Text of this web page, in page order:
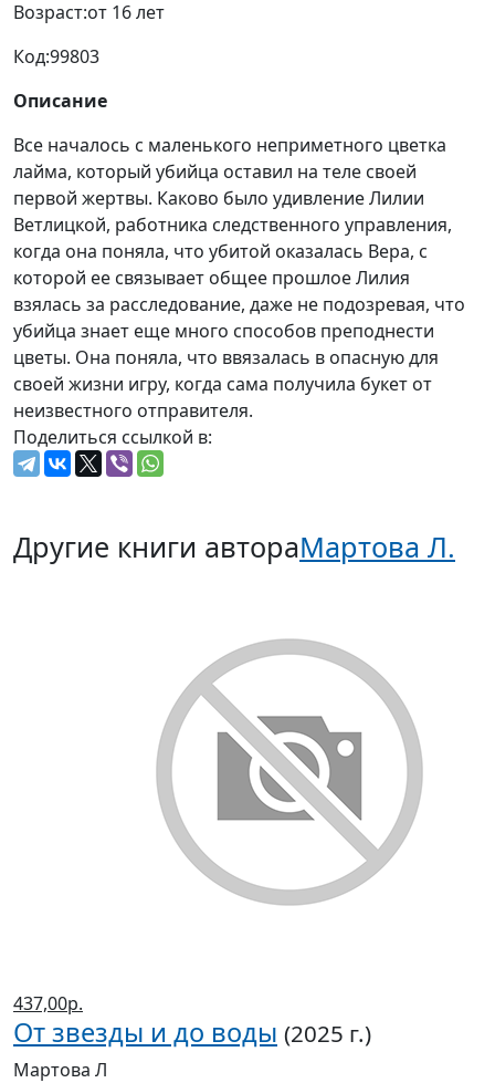
Возраст:от 16 лет
Код:99803
Описание
Все началось с маленького неприметного цветка
лайма, который убийца оставил на теле своей
первой жертвы. Каково было удивление Лилии
Ветлицкой, работника следственного управления,
когда она поняла, что убитой оказалась Вера, с
которой ее связывает общее прошлое Лилия
взялась за расследование, даже не подозревая, что
убийца знает еще много способов преподнести
цветы. Она поняла, что ввязалась в опасную для
своей жизни игру, когда сама получила букет от
неизвестного отправителя.
Поделиться ссылкой в:
Другие книги автораМартова Л.
437,00р.
От звезды и до воды (2025 г.)
Мартова Л